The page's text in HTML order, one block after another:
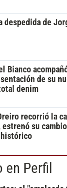
despedida de
Bianco
de su
denim
recorrió la
estrenó su
en Perfil